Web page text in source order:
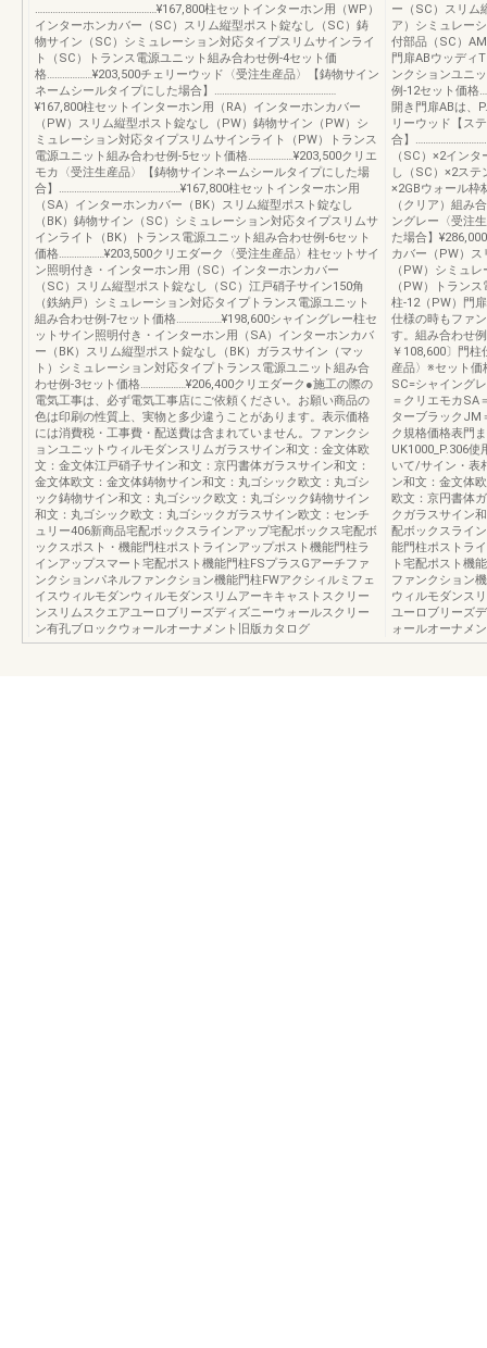
…………………………………………¥167,800柱セットインターホン用（WP）
インターホンカバー（SC）スリム縦型ポスト錠なし（SC）鋳
物サイン（SC）シミュレーション対応タイプスリムサインライ
ト（SC）トランス電源ユニット組み合わせ例-4セット価
格………………¥203,500チェリーウッド〈受注生産品〉【鋳物サイン
ネームシールタイプにした場合】…………………………………………
¥167,800柱セットインターホン用（RA）インターホンカバー
（PW）スリム縦型ポスト錠なし（PW）鋳物サイン（PW）シ
ミュレーション対応タイプスリムサインライト（PW）トランス
電源ユニット組み合わせ例-5セット価格………………¥203,500クリエ
モカ〈受注生産品〉【鋳物サインネームシールタイプにした場
合】…………………………………………¥167,800柱セットインターホン用
（SA）インターホンカバー（BK）スリム縦型ポスト錠なし
（BK）鋳物サイン（SC）シミュレーション対応タイプスリムサ
インライト（BK）トランス電源ユニット組み合わせ例-6セット
価格………………¥203,500クリエダーク〈受注生産品〉柱セットサイ
ン照明付き・インターホン用（SC）インターホンカバー
（SC）スリム縦型ポスト錠なし（SC）江戸硝子サイン150角
（鉄納戸）シミュレーション対応タイプトランス電源ユニット
組み合わせ例-7セット価格………………¥198,600シャイングレー柱セ
ットサイン照明付き・インターホン用（SA）インターホンカバ
ー（BK）スリム縦型ポスト錠なし（BK）ガラスサイン（マッ
ト）シミュレーション対応タイプトランス電源ユニット組み合
わせ例-3セット価格………………¥206,400クリエダーク●施工の際の
電気工事は、必ず電気工事店にご依頼ください。お願い商品の
色は印刷の性質上、実物と多少違うことがあります。表示価格
には消費税・工事費・配送費は含まれていません。ファンクシ
ョンユニットウィルモダンスリムガラスサイン和文：金文体欧
文：金文体江戸硝子サイン和文：京円書体ガラスサイン和文：
金文体欧文：金文体鋳物サイン和文：丸ゴシック欧文：丸ゴシ
ック鋳物サイン和文：丸ゴシック欧文：丸ゴシック鋳物サイン
和文：丸ゴシック欧文：丸ゴシックガラスサイン欧文：センチ
ュリー406新商品宅配ボックスラインアップ宅配ボックス宅配ボ
ックスポスト・機能門柱ポストラインアップポスト機能門柱ラ
インアップスマート宅配ポスト機能門柱FSプラスGアーチファ
ンクションパネルファンクション機能門柱FWアクシィルミフェ
イスウィルモダンウィルモダンスリムアーキキャストスクリー
ンスリムスクエアユーロブリーズディズニーウォールスクリー
ン有孔ブロックウォールオーナメント旧版カタログ
ー（SC）スリム
ア）シミュレー
付部品（SC）
門扉ABウッディ
ンクションユニ
例-12セット価格
開き門扉ABは、
リーウッド【ス
合】
（SC）×2イン
し（SC）×2ステ
×2GBウォール枠
（クリア）組み
ングレー〈受注
た場合】
カバー（PW）
（PW）シミュ
（PW）トラン
柱-12（PW）門
仕様の時もファ
す。組み合わせ
￥108,600〕門
産品〉※セット価
SC=シャイング
＝クリエモカSA
ターブラックJM
ク規格価格表門
UK1000_P.306
いて/サイン・表
ン和文：金文体
欧文：京円書体
クガラスサイン
配ボックスライ
能門柱ポストラ
ト宅配ポスト機
ファンクション
ウィルモダンス
ユーロブリーズ
ォールオーナメ